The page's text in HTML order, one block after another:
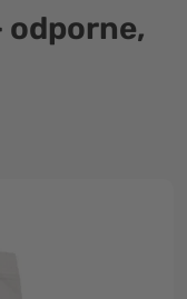
odporne,